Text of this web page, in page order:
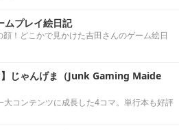
ムプレイ絵日記
顔！どこかで見かけた吉田さんのゲーム絵日
】じゃんげま（Junk Gaming Maide
コンテンツに成長した4コマ。単行本も好評